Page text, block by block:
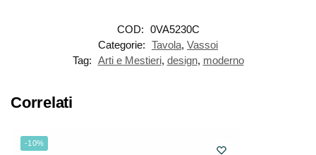
COD: 0VA5230C
Categorie: Tavola, Vassoi
Tag: Arti e Mestieri, design, moderno
Correlati
-10%